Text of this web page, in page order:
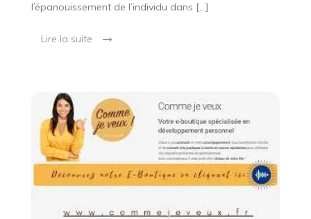
l’épanouissement de l’individu dans […]
Lire la suite